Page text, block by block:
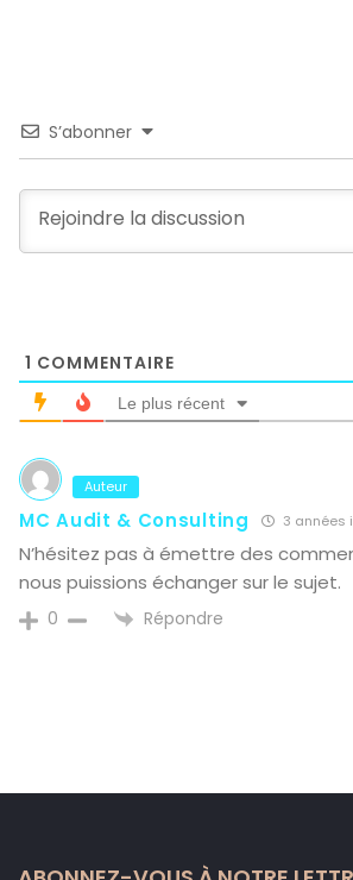
S’abonner
1 COMMENTAIRE
Le plus récent
Auteur
MC Audit & Consulting 3 années
N’hésitez pas à émettre des
nous puissions échanger sur le sujet.
0 Répondre